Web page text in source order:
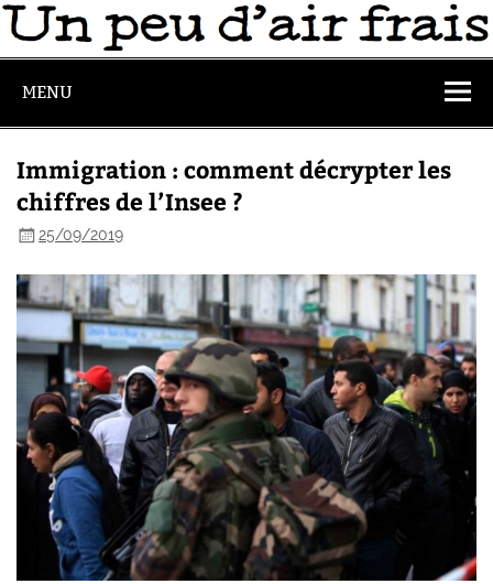
MENU
Immigration : comment décrypter les
chiffres de l’Insee ?
25/09/2019